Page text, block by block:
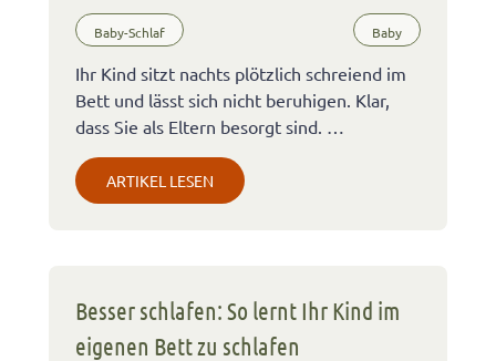
Baby-Schlaf Baby
Ihr Kind sitzt nachts plötzlich schreiend im
Bett und lässt sich nicht beruhigen. Klar,
dass Sie als Eltern besorgt sind. …
ARTIKEL LESEN
Besser schlafen: So lernt Ihr Kind im
eigenen Bett zu schlafen